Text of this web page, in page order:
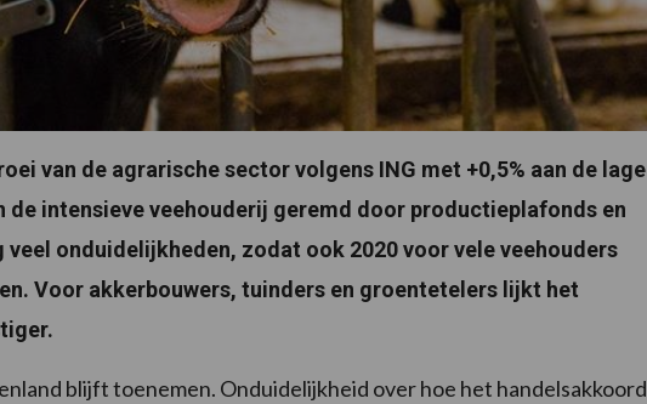
van de agrarische sector volgens ING met +0,5% aan de lage
de intensieve veehouderij geremd door productieplafonds en
onduidelijkheden, zodat ook 2020 voor vele veehouders
Voor akkerbouwers, tuinders en groentetelers lijkt het
blijft toenemen. Onduidelijkheid over hoe het handelsakkoord